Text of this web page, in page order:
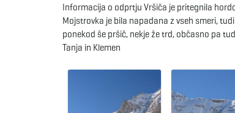
Informacija o odprtju Vršiča je pritegnila
Mojstrovka je bila napadana z vseh smeri,
ponekod še pršič, nekje že trd, občasno pa
Tanja in Klemen